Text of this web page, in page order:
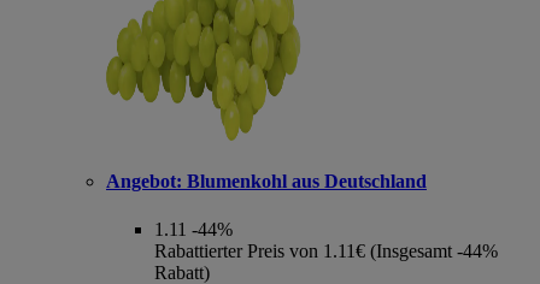
Angebot: Blumenkohl aus Deutschland
1.11 -44%
Rabattierter Preis von 1.11€ (Insgesamt -44%
Rabatt)